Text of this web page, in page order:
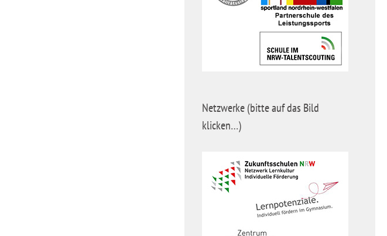
Netzwerke (bitte auf das Bild
klicken…)